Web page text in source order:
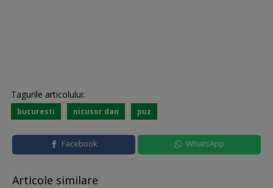
Tagurile articolului:
bucuresti nicusor dan puz
Facebook WhatsApp
Articole similare